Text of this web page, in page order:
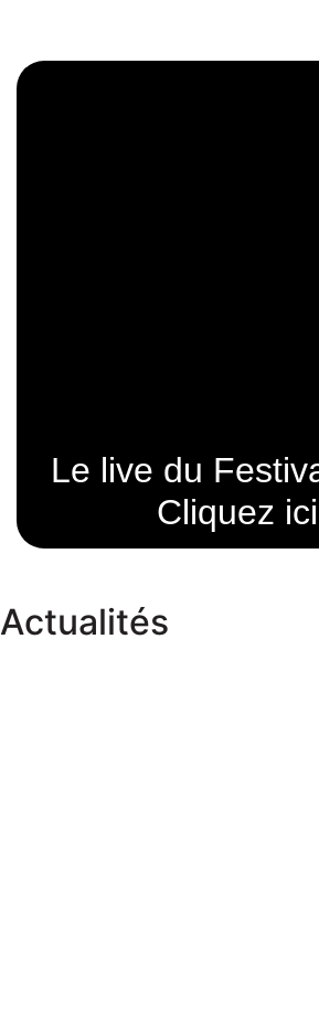
Le live du
Cliquez
Actualités